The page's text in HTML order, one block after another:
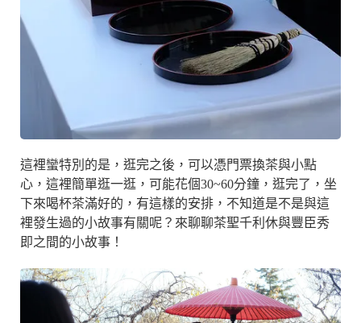
這裡蠻特別的是，逛完之後，可以憑門票換茶與小點
心，這裡簡單逛一逛，可能花個30~60分鐘，逛完了，坐
下來喝杯茶滿好的，有這樣的安排，不知道是不是與這
裡發生過的小故事有關呢？來聊聊茶聖千利休與豐臣秀
即之間的小故事！